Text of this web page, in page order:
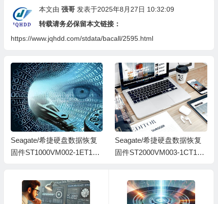
本文由 强哥 发表于2025年8月27日 10:32:09
转载请务必保留本文链接：
https://www.jqhdd.com/stdata/bacall/2595.html
Seagate/希捷硬盘数据恢复
固件ST1000VM002-1ET162-
Seagate/希捷硬盘数据恢复
固件ST2000VM003-1CT164